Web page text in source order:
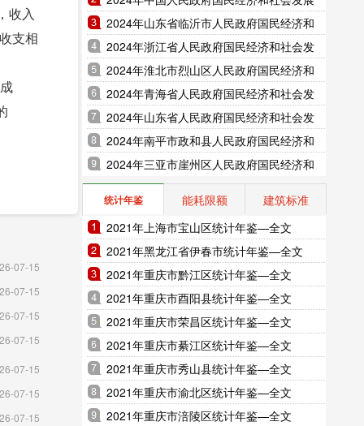
收入
支相
07-15
07-15
07-15
07-15
07-15
07-15
07-15
统计公报（2025年更新）
2024年山东省临沂市人民政府国民经济和
社会发展统计公报（2025年更新）
2024年浙江省人民政府国民经济和社会发
展统计公报（2025年更新）
2024年淮北市烈山区人民政府国民经济和
社会发展统计公报（2025年更新）
2024年青海省人民政府国民经济和社会发
展统计公报（2025年更新）
2024年山东省人民政府国民经济和社会发
展统计公报（2025年更新）
2024年南平市政和县人民政府国民经济和
社会发展统计公报（2025年更新）
2024年三亚市崖州区人民政府国民经济和
社会发展统计公报（2025年更新）
统计年鉴 能耗限额
建筑标准
2021年上海市宝山区统计年鉴—全文
2021年黑龙江省伊春市统计年鉴—全文
2021年重庆市黔江区统计年鉴—全文
2021年重庆市酉阳县统计年鉴—全文
2021年重庆市荣昌区统计年鉴—全文
2021年重庆市綦江区统计年鉴—全文
2021年重庆市秀山县统计年鉴—全文
2021年重庆市渝北区统计年鉴—全文
2021年重庆市涪陵区统计年鉴—全文